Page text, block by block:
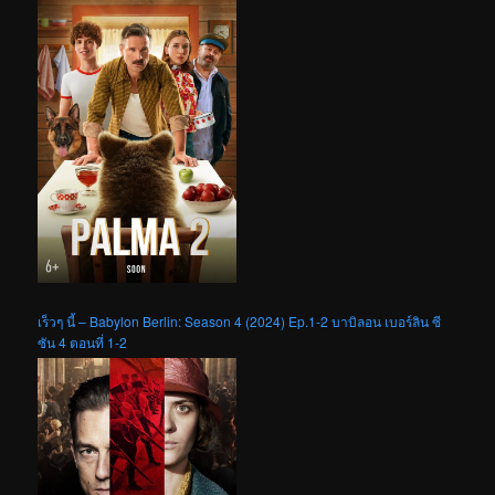
เร็วๆ นี้ – Babylon Berlin: Season 4 (2024) Ep.1-2 บาบิลอน เบอร์ลิน ซี
ซัน 4 ตอนที่ 1-2